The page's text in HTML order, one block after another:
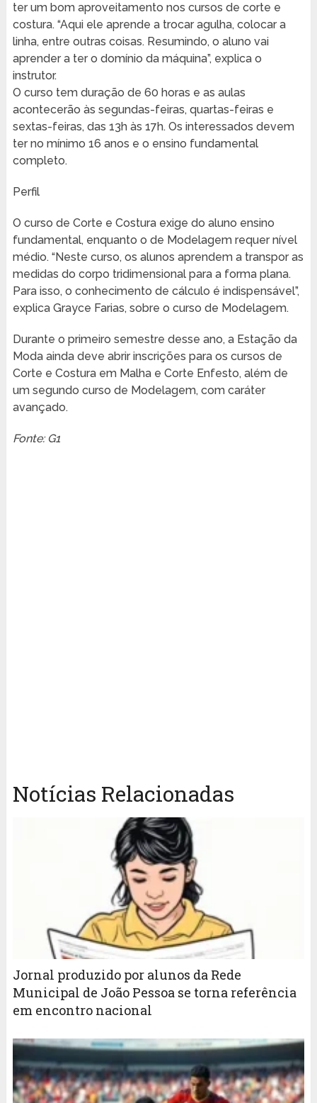
ter um bom aproveitamento nos cursos de corte e
costura. “Aqui ele aprende a trocar agulha, colocar a
linha, entre outras coisas. Resumindo, o aluno vai
aprender a ter o domínio da máquina”, explica o
instrutor.
O curso tem duração de 60 horas e as aulas
acontecerão às segundas-feiras, quartas-feiras e
sextas-feiras, das 13h às 17h. Os interessados devem
ter no mínimo 16 anos e o ensino fundamental
completo.
Perfil
O curso de Corte e Costura exige do aluno ensino
fundamental, enquanto o de Modelagem requer nível
médio. “Neste curso, os alunos aprendem a transpor as
medidas do corpo tridimensional para a forma plana.
Para isso, o conhecimento de cálculo é indispensável”,
explica Grayce Farias, sobre o curso de Modelagem.
Durante o primeiro semestre desse ano, a Estação da
Moda ainda deve abrir inscrições para os cursos de
Corte e Costura em Malha e Corte Enfesto, além de
um segundo curso de Modelagem, com caráter
avançado.
Fonte: G1
Notícias Relacionadas
Jornal produzido por alunos da Rede
Municipal de João Pessoa se torna referência
em encontro nacional